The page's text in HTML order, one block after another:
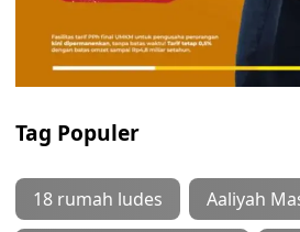
Tag Populer
18 rumah ludes Aaliyah